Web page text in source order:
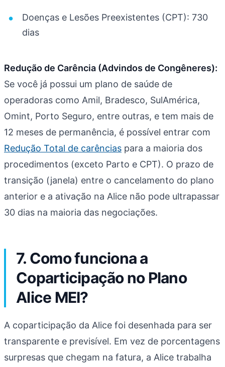
Doenças e Lesões Preexistentes (CPT): 730
dias
Redução de Carência (Advindos de Congêneres):
Se você já possui um plano de saúde de
operadoras como Amil, Bradesco, SulAmérica,
Omint, Porto Seguro, entre outras, e tem mais de
12 meses de permanência, é possível entrar com
Redução Total de carências para a maioria dos
procedimentos (exceto Parto e CPT). O prazo de
transição (janela) entre o cancelamento do plano
anterior e a ativação na Alice não pode ultrapassar
30 dias na maioria das negociações.
7. Como funciona a
Coparticipação no Plano
Alice MEI?
A coparticipação da Alice foi desenhada para ser
transparente e previsível. Em vez de porcentagens
surpresas que chegam na fatura, a Alice trabalha